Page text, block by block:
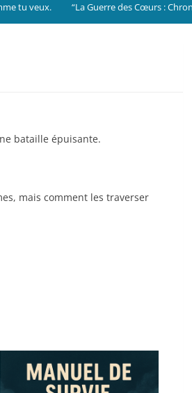
tu veux. “La Guerre des Cœurs :
bataille épuisante.
mais comment les traverser